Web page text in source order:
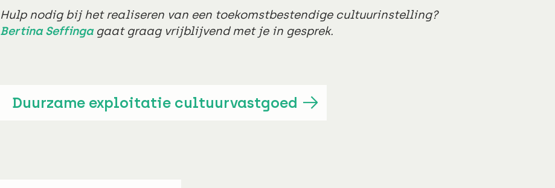
Hulp nodig bij het realiseren van een toekomstbestendige cultuurinstelling?
Bertina Seffingagaat graag vrijblijvend met je in gesprek.
Duurzame exploitatie cultuurvastgoed